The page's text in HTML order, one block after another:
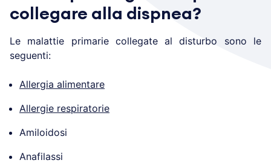
collegare alla dispnea?
Le malattie primarie collegate al disturbo sono le
seguenti:
Allergia alimentare
Allergie respiratorie
Amiloidosi
Anafilassi